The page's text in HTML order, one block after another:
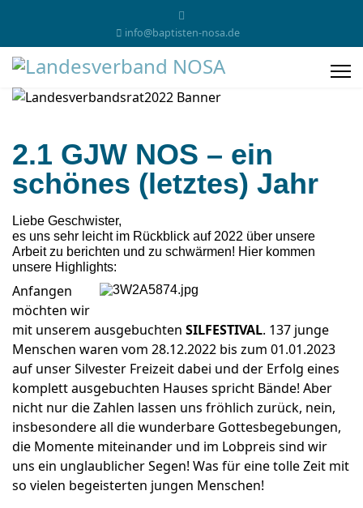
info@baptisten-nosa.de
2.1 GJW NOS – ein
schönes (letztes) Jahr
Liebe Geschwister,
es uns sehr leicht im Rückblick auf 2022 über unsere
Arbeit zu berichten und zu schwärmen! Hier kommen
unsere Highlights:
Anfangen
möchten wir
mit unserem ausgebuchten SILFESTIVAL. 137 junge
Menschen waren vom 28.12.2022 bis zum 01.01.2023
auf unser Silvester Freizeit dabei und der Erfolg eines
komplett ausgebuchten Hauses spricht Bände! Aber
nicht nur die Zahlen lassen uns fröhlich zurück, nein,
insbesondere all die wunderbare Gottesbegebungen,
die Momente miteinander und im Lobpreis sind wir
uns ein unglaublicher Segen! Was für eine tolle Zeit mit
so vielen begeisterten jungen Menschen!